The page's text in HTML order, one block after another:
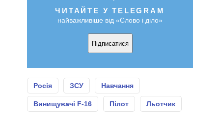
ЧИТАЙТЕ У TELEGRAM
найважливіше від «Слово і діло»
Підписатися
Росія ЗСУ Навчання
Винищувачі F-16 Пілот Льотчик